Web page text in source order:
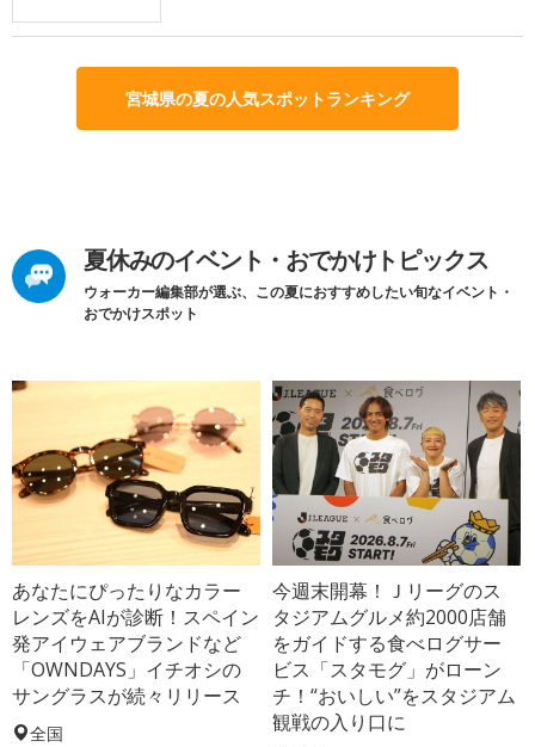
宮城県の夏の人気スポットランキング
夏休みのイベント・おでかけトピックス
ウォーカー編集部が選ぶ、この夏におすすめしたい旬なイベント・
おでかけスポット
あなたにぴったりなカラー
レンズをAIが診断！スペイン
発アイウェアブランドなど
「OWNDAYS」イチオシの
サングラスが続々リリース
全国
今週末開幕！Ｊリーグのス
タジアムグルメ約2000店舗
をガイドする食べログサー
ビス「スタモグ」がローン
チ！“おいしい”をスタジアム
観戦の入り口に